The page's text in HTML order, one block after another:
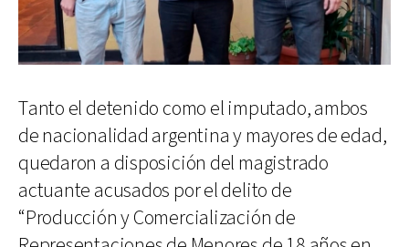
Tanto el detenido como el imputado, ambos
de nacionalidad argentina y mayores de edad,
quedaron a disposición del magistrado
actuante acusados por el delito de
“Producción y Comercialización de